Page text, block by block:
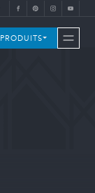
PRODUITS